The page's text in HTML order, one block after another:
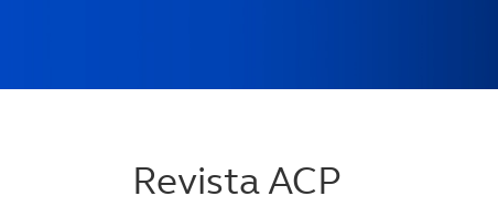
Revista ACP